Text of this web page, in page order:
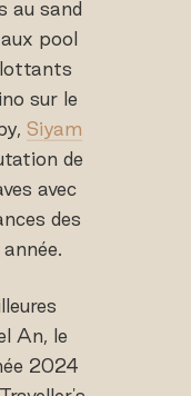
au sand
pool
sur le
Siyam
de
avec
des
An, le
2024